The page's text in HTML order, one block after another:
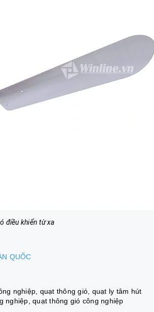
điều khiển từ xa
QUỐC
nghiệp, quạt thông gió, quạt ly tâm hút
nghiệp, quạt thông gió công nghiệp